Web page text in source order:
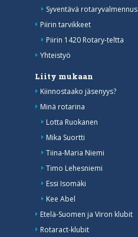
Syventävä rotaryvalmennus
Piirin tarvikkeet
Piirin 1420 Rotary-teltta
Yhteistyö
Liity mukaan
Kiinnostaako jäsenyys?
Minä rotarina
Lotta Ruokanen
Mika Suortti
Tiina-Maria Niemi
Timo Lehesniemi
Essi Isomäki
Kee Abel
Etelä-Suomen ja Viron klubit
Rotaract-klubit